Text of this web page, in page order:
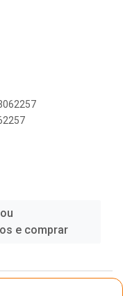
e comprar